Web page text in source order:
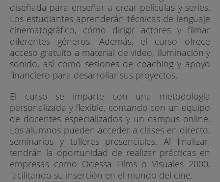
diseñada para enseñar a crear películas y series.
Los estudiantes aprenderán técnicas de lenguaje
cinematográfico, cómo dirigir actores y filmar
diferentes géneros. Además, el curso ofrece
acceso gratuito a material de video, iluminación y
sonido, así como sesiones de coaching y apoyo
financiero para desarrollar sus proyectos.
El curso se imparte con una metodología
personalizada y flexible, contando con un equipo
de docentes especializados y un campus online.
Los alumnos pueden acceder a clases en directo,
seminarios y talleres presenciales. Al finalizar,
tendrán la oportunidad de realizar prácticas en
empresas como Odessa Films o Visuales 2000,
facilitando su inserción en el mundo del cine.